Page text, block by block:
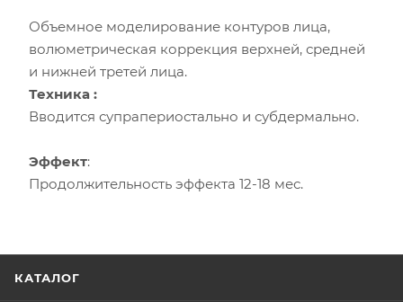
Объемное моделирование контуров лица,
волюметрическая коррекция верхней, средней
и нижней третей лица.
Техника :
Вводится супрапериостально и субдермально.
Эффект:
Продолжительность эффекта 12-18 мес.
КАТАЛОГ